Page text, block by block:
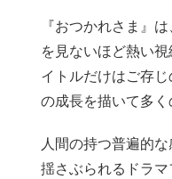
『おつかれさま』
を見ないほど熱い
イトルだけはご存
の成長を描いて多く
人間の持つ普遍的
揺さぶられるドラ